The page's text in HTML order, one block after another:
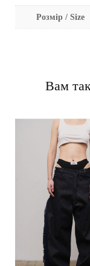
Розмір / Size
Вам